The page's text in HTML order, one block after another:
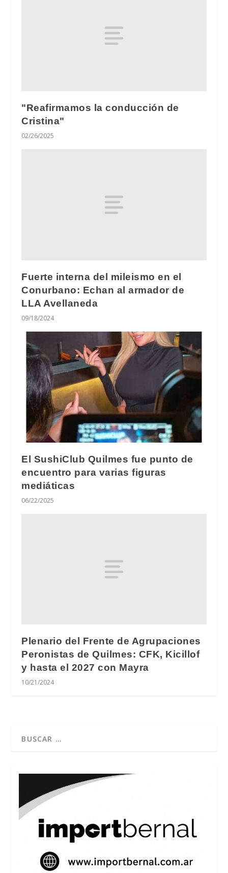
"Reafirmamos la conducción de
Cristina"
02/26/2025
Fuerte interna del mileismo en el
Conurbano: Echan al armador de
LLA Avellaneda
09/18/2024
El SushiClub Quilmes fue punto de
encuentro para varias figuras
mediáticas
06/22/2025
Plenario del Frente de Agrupaciones
Peronistas de Quilmes: CFK, Kicillof
y hasta el 2027 con Mayra
10/21/2024